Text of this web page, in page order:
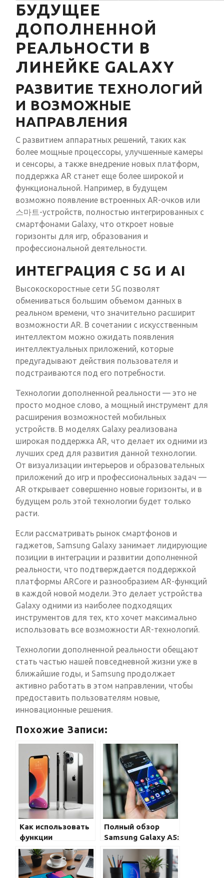
БУДУЩЕЕ
ДОПОЛНЕННОЙ
РЕАЛЬНОСТИ В
ЛИНЕЙКЕ GALAXY
РАЗВИТИЕ ТЕХНОЛОГИЙ
И ВОЗМОЖНЫЕ
НАПРАВЛЕНИЯ
С развитием аппаратных решений, таких как
более мощные процессоры, улучшенные камеры
и сенсоры, а также внедрение новых платформ,
поддержка AR станет еще более широкой и
функциональной. Например, в будущем
возможно появление встроенных AR-очков или
스마트-устройств, полностью интегрированных с
смартфонами Galaxy, что откроет новые
горизонты для игр, образования и
профессиональной деятельности.
ИНТЕГРАЦИЯ С 5G И AI
Высокоскоростные сети 5G позволят
обмениваться большим объемом данных в
реальном времени, что значительно расширит
возможности AR. В сочетании с искусственным
интеллектом можно ожидать появления
интеллектуальных приложений, которые
предугадывают действия пользователя и
подстраиваются под его потребности.
Технологии дополненной реальности — это не
просто модное слово, а мощный инструмент для
расширения возможностей мобильных
устройств. В моделях Galaxy реализована
широкая поддержка AR, что делает их одними из
лучших сред для развития данной технологии.
От визуализации интерьеров и образовательных
приложений до игр и профессиональных задач —
AR открывает совершенно новые горизонты, и в
будущем роль этой технологии будет только
расти.
Если рассматривать рынок смартфонов и
гаджетов, Samsung Galaxy занимает лидирующие
позиции в интеграции и развитии дополненной
реальности, что подтверждается поддержкой
платформы ARCore и разнообразием AR-функций
в каждой новой модели. Это делает устройства
Galaxy одними из наиболее подходящих
инструментов для тех, кто хочет максимально
использовать все возможности AR-технологий.
Технологии дополненной реальности обещают
стать частью нашей повседневной жизни уже в
ближайшие годы, и Samsung продолжает
активно работать в этом направлении, чтобы
предоставить пользователям новые,
инновационные решения.
Похожие Записи:
Как использовать
функции
дополненной
реальности на
смартфоне?
Полный обзор
Samsung Galaxy A5:
доступный
смартфон с
отличными